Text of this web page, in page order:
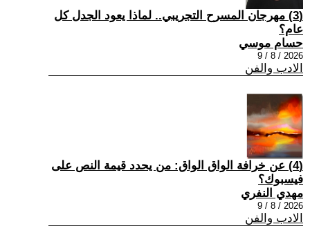
(3) مهرجان المسرح التجريبي.. لماذا يعود الجدل كل
عام؟
حسام موسي
2026 / 8 / 9
الادب والفن
(4) عن خرافة الواق الواق: من يحدد قيمة النص على
فيسبوك؟
مهدي النفري
2026 / 8 / 9
الادب والفن